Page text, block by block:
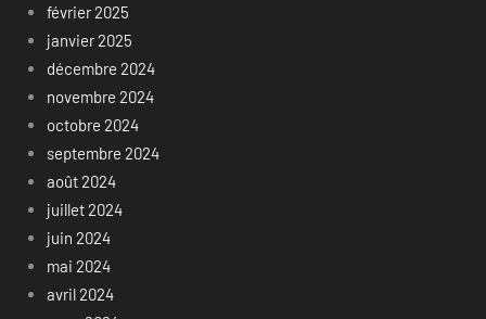
février 2025
janvier 2025
décembre 2024
novembre 2024
octobre 2024
septembre 2024
août 2024
juillet 2024
juin 2024
mai 2024
avril 2024